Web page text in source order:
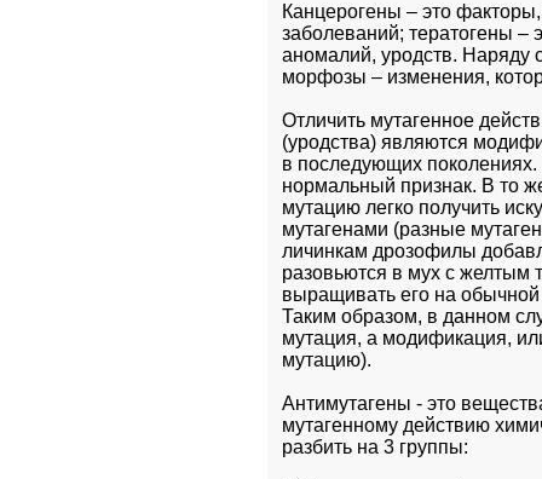
Канцерогены – это
заболеваний; тератогены
аномалий, уродств. Наряду
морфозы – изменения,
Отличить мутагенное
(уродства) являются
в последующих
нормальный признак. В то
мутацию легко получить
мутагенами (разные
личинкам дрозофилы
разовьются в мух с желтым
выращивать его на обычной
Таким образом, в данном
мутация, а модификация,
мутацию).
Антимутагены - это
мутагенному действию
разбить на 3 группы: